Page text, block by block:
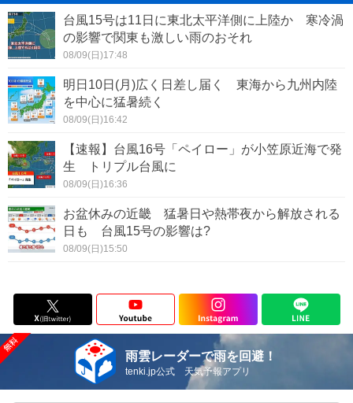
台風15号は11日に東北太平洋側に上陸か 寒冷渦
の影響で関東も激しい雨のおそれ
08/09(日)17:48
明日10日(月)広く日差し届く 東海から九州内陸
を中心に猛暑続く
08/09(日)16:42
【速報】台風16号「ペイロー」が小笠原近海で発
生 トリプル台風に
08/09(日)16:36
お盆休みの近畿 猛暑日や熱帯夜から解放される
日も 台風15号の影響は?
08/09(日)15:50
雨雲レーダーで雨を回避！
tenki.jp公式 天気予報アプリ